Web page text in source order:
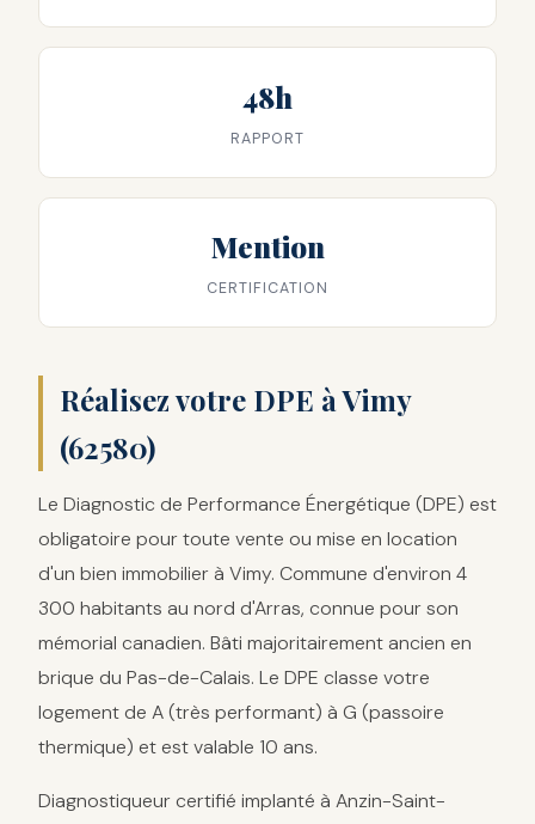
48h
RAPPORT
Mention
CERTIFICATION
Réalisez votre DPE à Vimy
(62580)
Le Diagnostic de Performance Énergétique (DPE) est
obligatoire pour toute vente ou mise en location
d'un bien immobilier à Vimy. Commune d'environ 4
300 habitants au nord d'Arras, connue pour son
mémorial canadien. Bâti majoritairement ancien en
brique du Pas-de-Calais. Le DPE classe votre
logement de A (très performant) à G (passoire
thermique) et est valable 10 ans.
Diagnostiqueur certifié implanté à Anzin-Saint-